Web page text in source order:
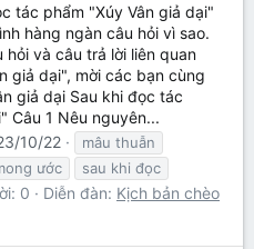
tác phẩm "Xúy Vân giả dại"
hàng ngàn câu hỏi vì sao.
hỏi và câu trả lời liên quan
giả dại", mời các bạn cùng
giả dại Sau khi đọc tác
Câu 1 Nêu nguyên...
10/22
mâu thuẫn
ước
sau khi đọc
0 Diễn đàn: Kịch bản chèo